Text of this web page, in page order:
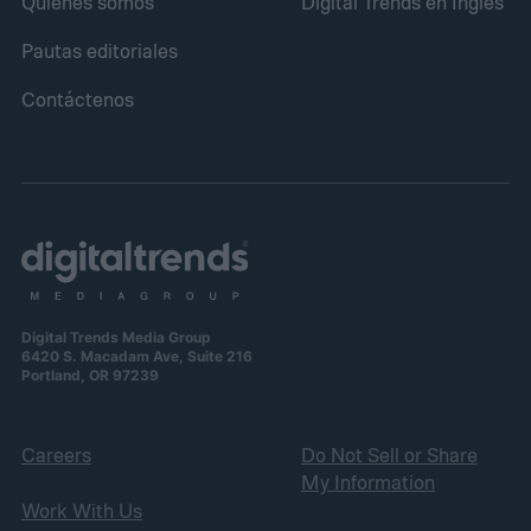
Pautas editoriales
Contáctenos
Digital Trends Media Group
6420 S. Macadam Ave, Suite 216
Portland, OR 97239
Careers
Work With Us
Do Not Sell or Share
My Information